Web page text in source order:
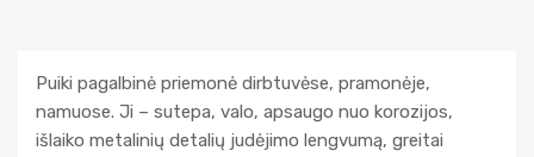
Puiki pagalbinė priemonė dirbtuvėse, pramonėje,
namuose. Ji – sutepa, valo, apsaugo nuo korozijos,
išlaiko metalinių detalių judėjimo lengvumą, greitai